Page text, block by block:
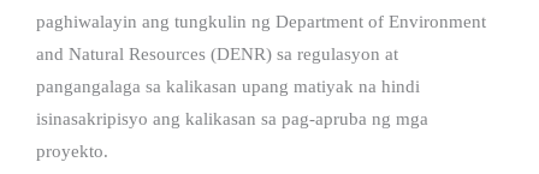
paghiwalayin ang tungkulin ng Department of Environment
and Natural Resources (DENR) sa regulasyon at
pangangalaga sa kalikasan upang matiyak na hindi
isinasakripisyo ang kalikasan sa pag-apruba ng mga
proyekto.